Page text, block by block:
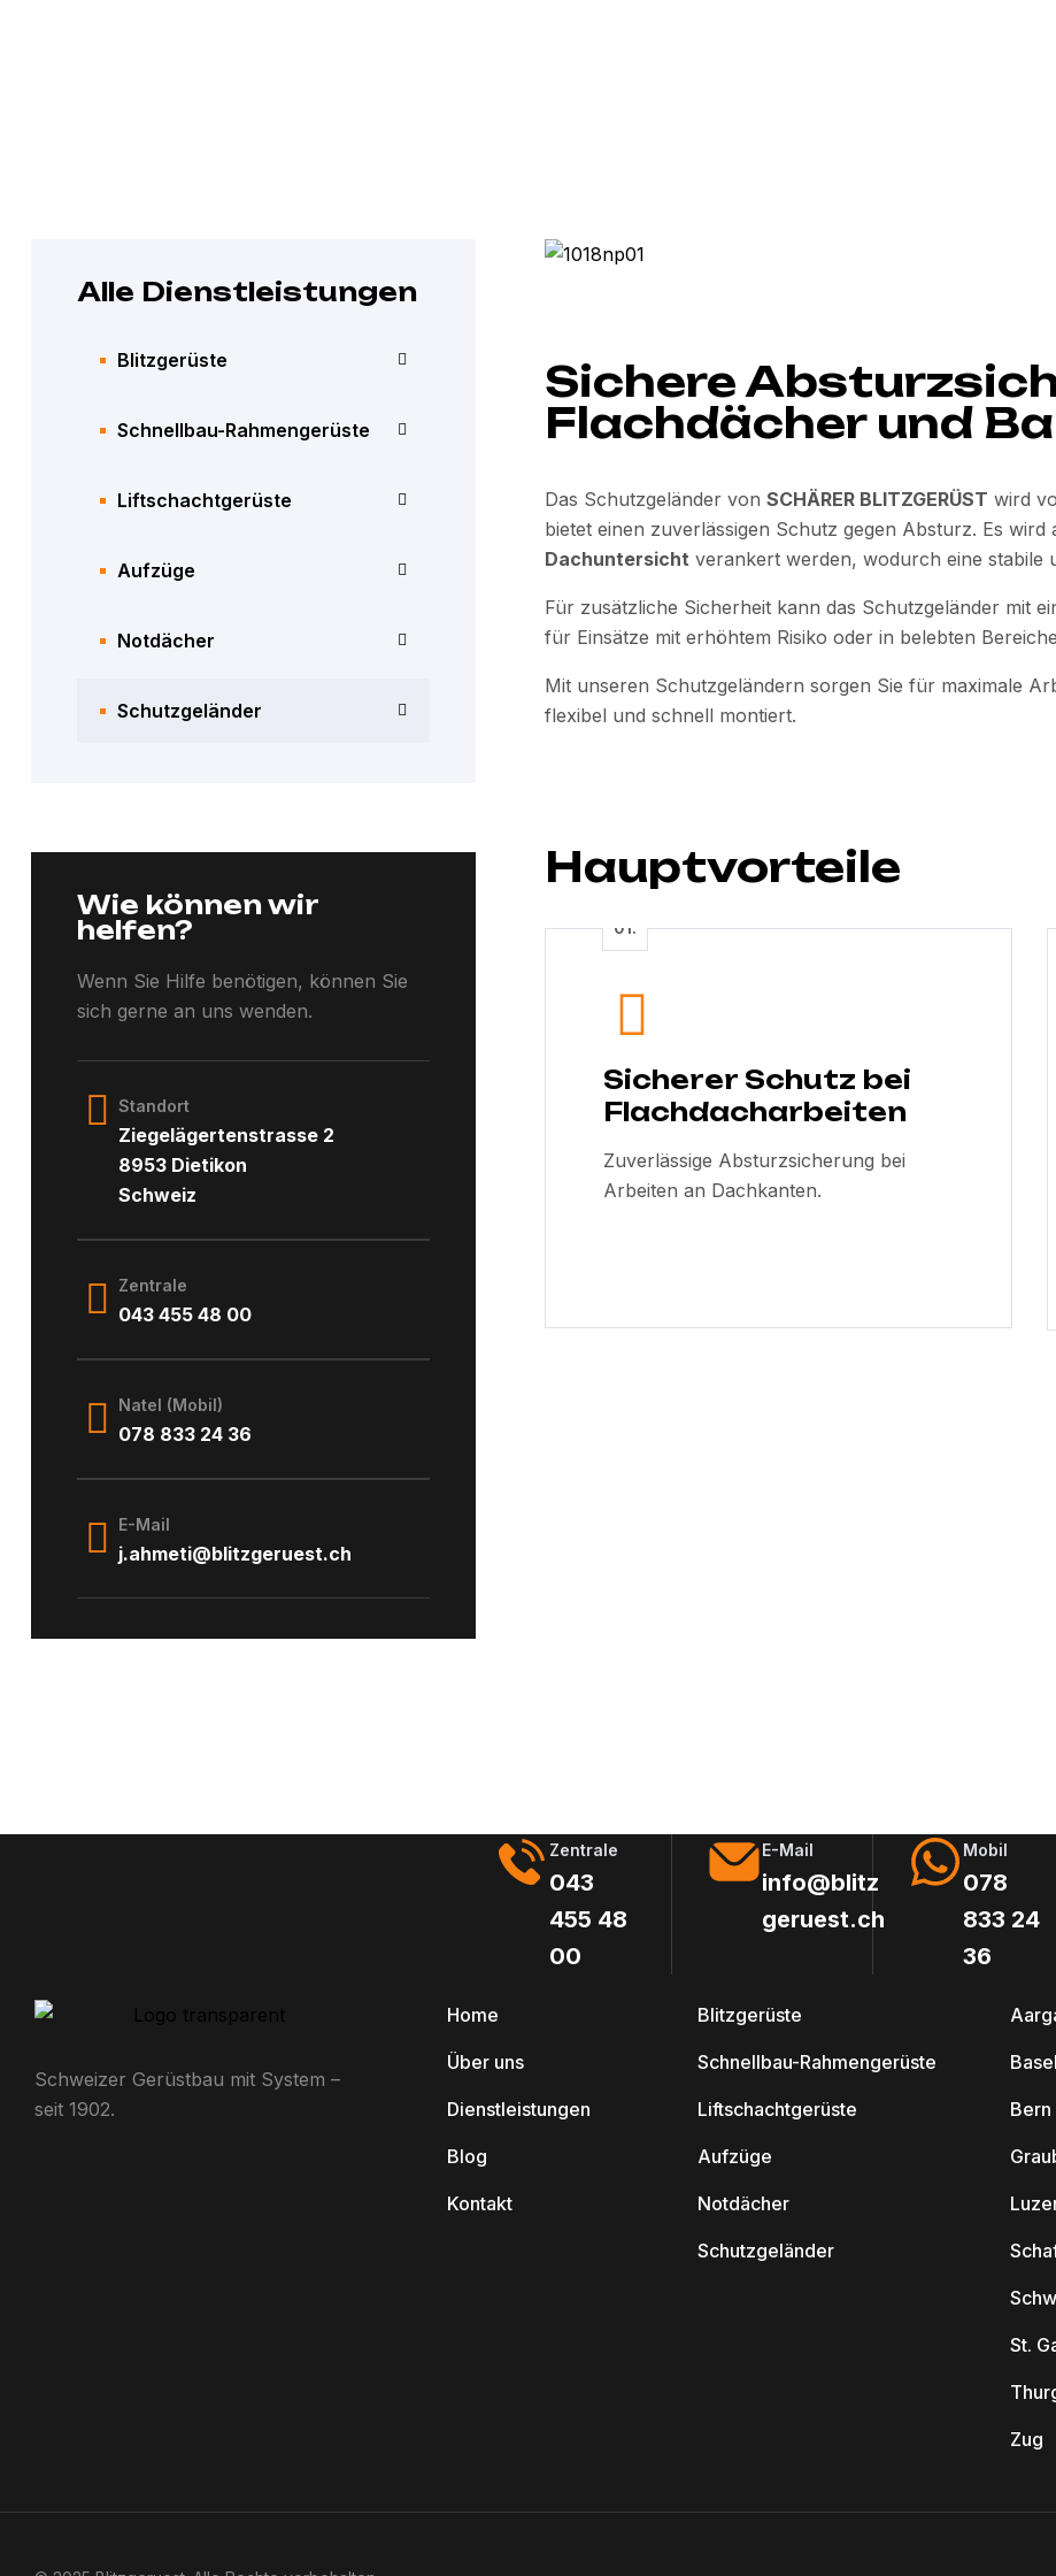
Alle Dienstleistungen
Blitzgerüste
Schnellbau-Rahmengerüste
Liftschachtgerüste
Aufzüge
Notdächer
Schutzgeländer
Wie können wir
helfen?
Wenn Sie Hilfe benötigen, können Sie
sich gerne an uns wenden.
Standort
Ziegelägertenstrasse 2
8953 Dietikon
Schweiz
Zentrale
043 455 48 00
Natel (Mobil)
078 833 24 36
E-Mail
j.ahmeti@blitzgeruest.ch
Sichere
Flachdächer und
Das Schutzgeländer von SCHÄRER BLITZGERÜST wird
bietet einen zuverlässigen Schutz gegen Absturz. Es
Dachuntersicht verankert werden, wodurch eine stabile
Für zusätzliche Sicherheit kann das Schutzgeländer mit
für Einsätze mit erhöhtem Risiko oder in belebten
Mit unseren Schutzgeländern sorgen Sie für maximale
flexibel und schnell montiert.
Hauptvorteile
Sicherer Schutz bei
Flachdacharbeiten
Zuverlässige Absturzsicherung bei
Arbeiten an Dachkanten.
Zentrale
043
455 48
00
E-Mail
info@blitz
geruest.ch
Mobil
078
833 24
36
Schweizer Gerüstbau mit System –
seit 1902.
Home
Über uns
Dienstleistungen
Blog
Kontakt
Blitzgerüste
Schnellbau-Rahmengerüste
Liftschachtgerüste
Aufzüge
Notdächer
Schutzgeländer
Basel
Bern
St.
Zug